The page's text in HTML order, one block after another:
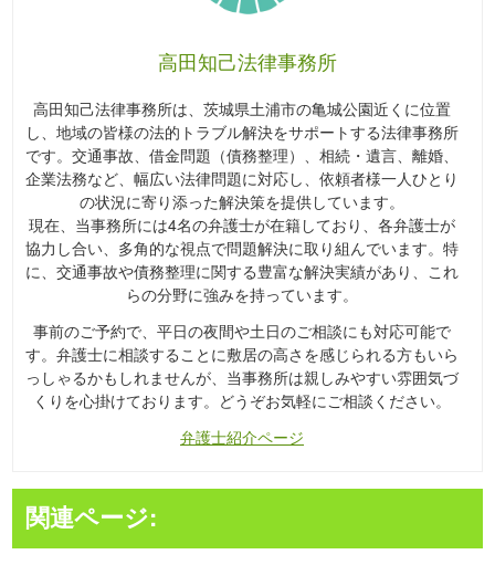
高田知己法律事務所
高田知己法律事務所は、茨城県土浦市の亀城公園近くに位置
し、地域の皆様の法的トラブル解決をサポートする法律事務所
です。交通事故、借金問題（債務整理）、相続・遺言、離婚、
企業法務など、幅広い法律問題に対応し、依頼者様一人ひとり
の状況に寄り添った解決策を提供しています。
現在、当事務所には4名の弁護士が在籍しており、各弁護士が
協力し合い、多角的な視点で問題解決に取り組んでいます。特
に、交通事故や債務整理に関する豊富な解決実績があり、これ
らの分野に強みを持っています。
事前のご予約で、平日の夜間や土日のご相談にも対応可能で
す。弁護士に相談することに敷居の高さを感じられる方もいら
っしゃるかもしれませんが、当事務所は親しみやすい雰囲気づ
くりを心掛けております。どうぞお気軽にご相談ください。
弁護士紹介ページ
関連ページ: